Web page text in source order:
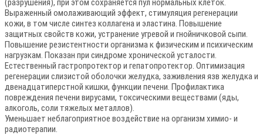
(разрушения), при этом сохраняется пул нормальных клеток.
Выраженный омолаживающий эффект, стимуляция регенерации
кожи, в том числе синтез коллагена и эластина. Повышение
защитных свойств кожи, устранение угревой и гнойничковой сыпи.
Повышение резистентности организма к физическим и психическим
нагрузкам. Показан при синдроме хронической усталости.
Естественный гастропротектор и гепатопротектор. Оптимизация
регенерации слизистой оболочки желудка, заживления язв желудка и
двенадцатиперстной кишки, функции печени. Профилактика
повреждения печени вирусами, токсическими веществами (яды,
алкоголь, соли тяжелых металлов).
Уменьшает неблагоприятное воздействие на организм химио- и
радиотерапии.